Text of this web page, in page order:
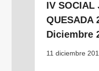
IV SOCIAL
QUESADA
Diciembre
11 diciembre